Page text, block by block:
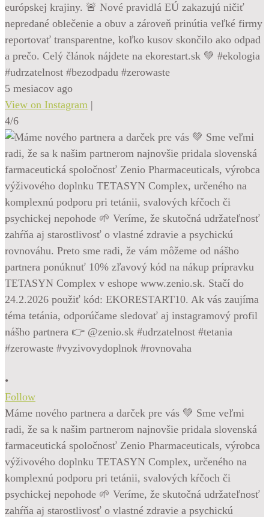
európskej krajiny. 🚨 Nové pravidlá EÚ zakazujú ničiť
nepredané oblečenie a obuv a zároveň prinútia veľké firmy
reportovať transparentne, koľko kusov skončilo ako odpad
a prečo. Celý článok nájdete na ekorestart.sk 💚 #ekologia
#udrzatelnost #bezodpadu #zerowaste
5 mesiacov ago
View on Instagram |
4/6
•
Follow
Máme nového partnera a darček pre vás 💚 Sme veľmi
radi, že sa k našim partnerom najnovšie pridala slovenská
farmaceutická spoločnosť Zenio Pharmaceuticals, výrobca
výživového doplnku TETASYN Complex, určeného na
komplexnú podporu pri tetánii, svalových kŕčoch či
psychickej nepohode 🌱 Veríme, že skutočná udržateľnosť
zahŕňa aj starostlivosť o vlastné zdravie a psychickú